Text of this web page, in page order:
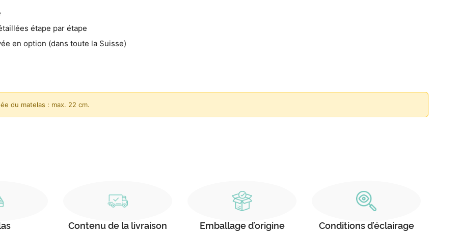
étape par étape
en option (dans toute la Suisse)
du matelas : max. 22 cm.
Contenu de la livraison Emballage d’origine Conditions d’éclairage